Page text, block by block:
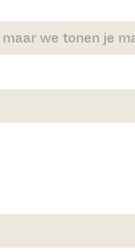
we tonen je